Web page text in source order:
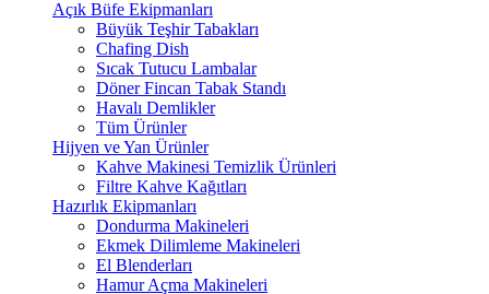
Açık Büfe Ekipmanları
Büyük Teşhir Tabakları
Chafing Dish
Sıcak Tutucu Lambalar
Döner Fincan Tabak Standı
Havalı Demlikler
Tüm Ürünler
Hijyen ve Yan Ürünler
Kahve Makinesi Temizlik Ürünleri
Filtre Kahve Kağıtları
Hazırlık Ekipmanları
Dondurma Makineleri
Ekmek Dilimleme Makineleri
El Blenderları
Hamur Açma Makineleri